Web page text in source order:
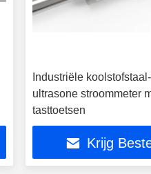
Industriële
ultrasone stroommeter
tasttoetsen
Krijg